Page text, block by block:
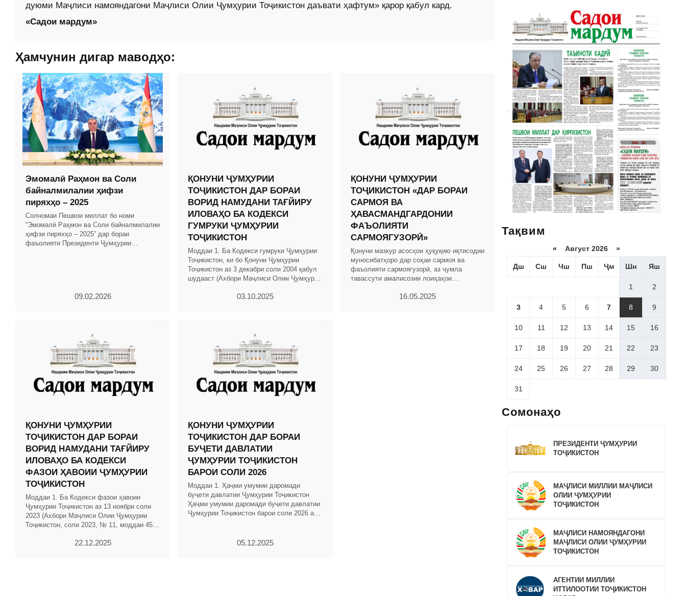
дуюми Маҷлиси намояндагони Маҷлиси Олии Ҷумҳурии Тоҷикистон даъвати ҳафтум» қарор қабул кард.
«Садои мардум»
Ҳамчунин дигар маводҳо:
Эмомалӣ Раҳмон ва Соли
байналмилалии ҳифзи
пиряхҳо – 2025
Солномаи Пешвои миллат бо номи
“Эмомалӣ Раҳмон ва Соли байналмилалии
ҳифзи пиряхҳо – 2025” дар бораи
фаъолияти Президенти Ҷумҳурии
09.02.2026
ҚОНУНИ ҶУМҲУРИИ
ТОҶИКИСТОН ДАР БОРАИ
ВОРИД НАМУДАНИ ТАҒЙИРУ
ИЛОВАҲО БА КОДЕКСИ
ГУМРУКИ ҶУМҲУРИИ
ТОҶИКИСТОН
Моддаи 1. Ба Кодекси гумруки Ҷумҳурии
Тоҷикистон, ки бо Қонуни Ҷумҳурии
Тоҷикистон аз 3 декабри соли 2004 қабул
шудааст (Ахбори Маҷлиси Олии Ҷумҳурии
03.10.2025
ҚОНУНИ ҶУМҲУРИИ
ТОҶИКИСТОН «ДАР БОРАИ
САРМОЯ ВА
ҲАВАСМАНДГАРДОНИИ
ФАЪОЛИЯТИ
САРМОЯГУЗОРӢ»
Қонуни мазкур асосҳои ҳуқуқию иқтисодии
муносибатҳоро дар соҳаи сармоя ва
фаъолияти сармоягузорӣ, аз ҷумла
тавассути амалисозии лоиҳаҳои
ҳавасмандгардонӣ ва16.05.2025
ҚОНУНИ ҶУМҲУРИИ
ТОҶИКИСТОН ДАР БОРАИ
ВОРИД НАМУДАНИ ТАҒЙИРУ
ИЛОВАҲО БА КОДЕКСИ
ФАЗОИ ҲАВОИИ ҶУМҲУРИИ
ТОҶИКИСТОН
Моддаи 1. Ба Кодекси фазои ҳавоии
Ҷумҳурии Тоҷикистон аз 13 ноябри соли
2023 (Ахбори Маҷлиси Олии Ҷумҳурии
Тоҷикистон, соли 2023, № 11, моддаи 456)
22.12.2025
ҚОНУНИ ҶУМҲУРИИ
ТОҶИКИСТОН ДАР БОРАИ
БУҶЕТИ ДАВЛАТИИ
ҶУМҲУРИИ ТОҶИКИСТОН
БАРОИ СОЛИ 2026
Моддаи 1. Ҳаҷми умумии даромади
буҷети давлатии Ҷумҳурии Тоҷикистон
Ҳаҷми умумии даромади буҷети давлатии
Ҷумҳурии Тоҷикистон барои соли 2026 аз
05.12.2025
Тақвим
« Август 2026 »
Дш Сш Чш Пш Ҷм Шн Яш
1 2
3 4 5 6 7 8 9
10 11 12 13 14 15 16
17 18 19 20 21 22 23
24 25 26 27 28 29 30
31
Сомонаҳо
ПРЕЗИДЕНТИ ҶУМҲУРИИ
ТОҶИКИСТОН
МАҶЛИСИ МИЛЛИИ МАҶЛИСИ
ОЛИИ ҶУМҲУРИИ
ТОҶИКИСТОН
МАҶЛИСИ НАМОЯНДАГОНИ
МАҶЛИСИ ОЛИИ ҶУМҲУРИИ
ТОҶИКИСТОН
АГЕНТИИ МИЛЛИИ
ИТТИЛООТИИ ТОҶИКИСТОН